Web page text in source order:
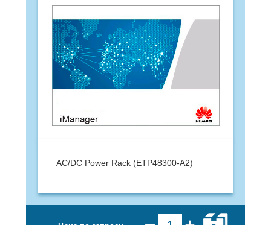
AC/DC Power Rack (ETP48300-A2)